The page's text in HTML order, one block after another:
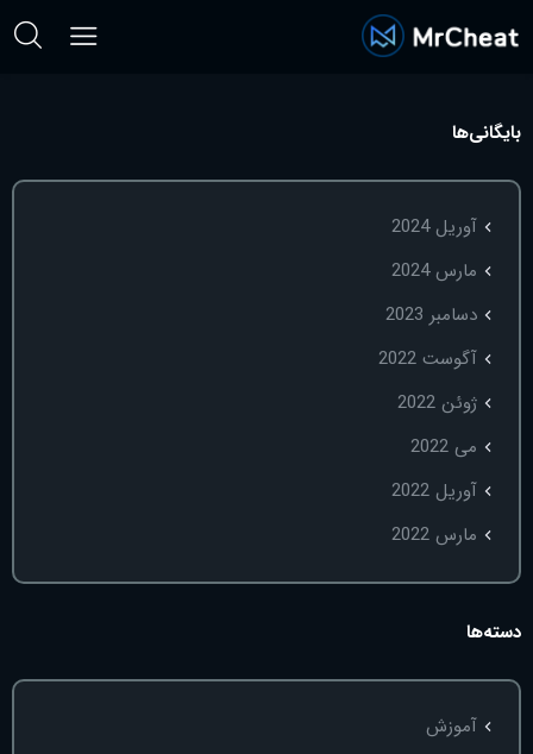
بایگانی‌ها
آوریل 2024
مارس 2024
دسامبر 2023
آگوست 2022
ژوئن 2022
می 2022
آوریل 2022
مارس 2022
دسته‌ها
آموزش